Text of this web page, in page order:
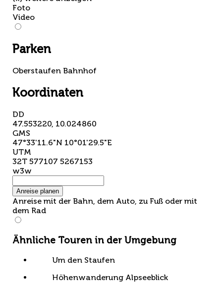
Foto
Video
Parken
Oberstaufen Bahnhof
Koordinaten
DD
47.553220, 10.024860
GMS
47°33'11.6"N 10°01'29.5"E
UTM
32T 577107 5267153
w3w
Anreise planen
Anreise mit der Bahn, dem Auto, zu Fuß oder mit
dem Rad
Ähnliche Touren in der Umgebung
Um den Staufen
Höhenwanderung Alpseeblick